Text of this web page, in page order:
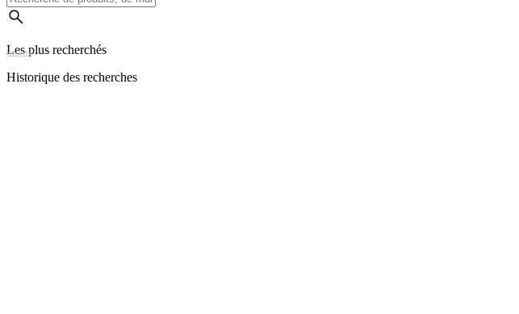
Les plus recherchés
Historique des recherches